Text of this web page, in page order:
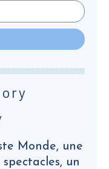
Monde, une
un